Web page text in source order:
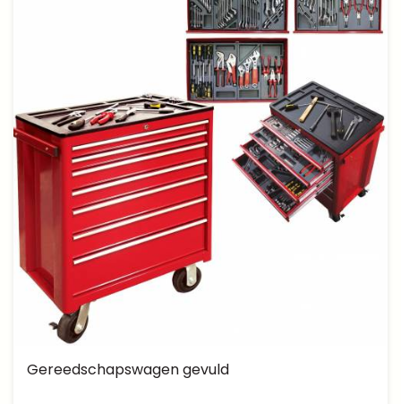
Gereedschapswagen gevuld